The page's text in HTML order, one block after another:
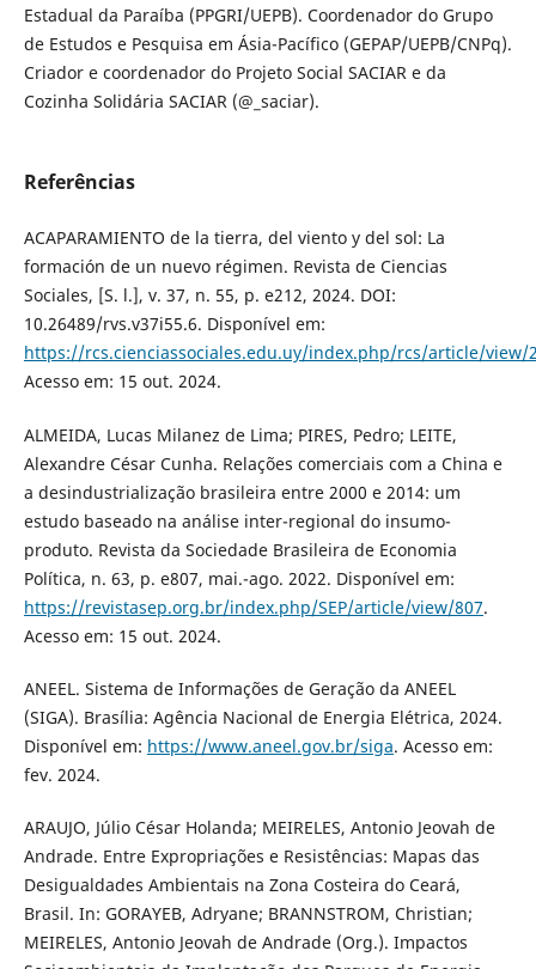
Estadual da Paraíba (PPGRI/UEPB). Coordenador do Grupo
de Estudos e Pesquisa em Ásia-Pacífico (GEPAP/UEPB/CNPq).
Criador e coordenador do Projeto Social SACIAR e da
Cozinha Solidária SACIAR (@_saciar).
Referências
ACAPARAMIENTO de la tierra, del viento y del sol: La
formación de un nuevo régimen. Revista de Ciencias
Sociales, [S. l.], v. 37, n. 55, p. e212, 2024. DOI:
10.26489/rvs.v37i55.6. Disponível em:
https://rcs.cienciassociales.edu.uy/index.php/rcs/article/view/
Acesso em: 15 out. 2024.
ALMEIDA, Lucas Milanez de Lima; PIRES, Pedro; LEITE,
Alexandre César Cunha. Relações comerciais com a China e
a desindustrialização brasileira entre 2000 e 2014: um
estudo baseado na análise inter-regional do insumo-
produto. Revista da Sociedade Brasileira de Economia
Política, n. 63, p. e807, mai.-ago. 2022. Disponível em:
https://revistasep.org.br/index.php/SEP/article/view/807.
Acesso em: 15 out. 2024.
ANEEL. Sistema de Informações de Geração da ANEEL
(SIGA). Brasília: Agência Nacional de Energia Elétrica, 2024.
Disponível em: https://www.aneel.gov.br/siga. Acesso em:
fev. 2024.
ARAUJO, Júlio César Holanda; MEIRELES, Antonio Jeovah de
Andrade. Entre Expropriações e Resistências: Mapas das
Desigualdades Ambientais na Zona Costeira do Ceará,
Brasil. In: GORAYEB, Adryane; BRANNSTROM, Christian;
MEIRELES, Antonio Jeovah de Andrade (Org.). Impactos